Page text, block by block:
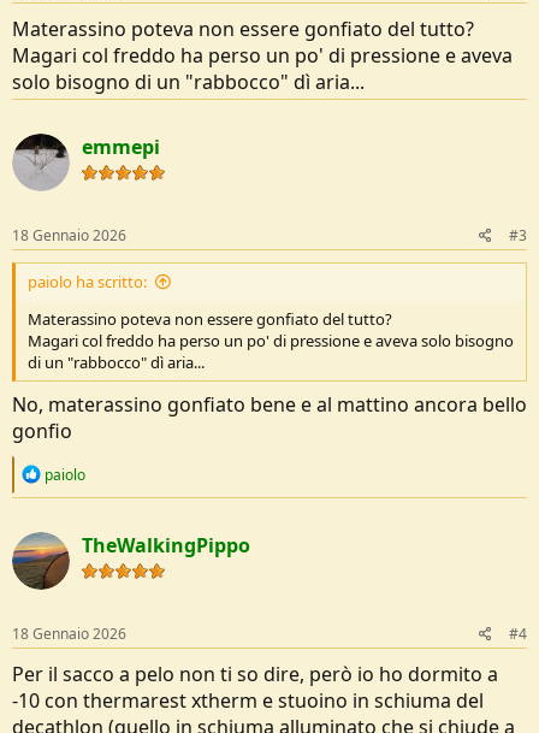
Materassino poteva non essere gonfiato del tutto?
Magari col freddo ha perso un po' di pressione e aveva
solo bisogno di un "rabbocco" dì aria...
emmepi
18 Gennaio 2026 #3
paiolo ha scritto:
Materassino poteva non essere gonfiato del tutto?
Magari col freddo ha perso un po' di pressione e aveva solo bisogno
di un "rabbocco" dì aria...
No, materassino gonfiato bene e al mattino ancora bello
gonfio
R
c
t
i
o
s
:
paiolo
TheWalkingPippo
18 Gennaio 2026 #4
Per il sacco a pelo non ti so dire, però io ho dormito a
-10 con thermarest xtherm e stuoino in schiuma del
decathlon (quello in schiuma alluminato che si chiude a